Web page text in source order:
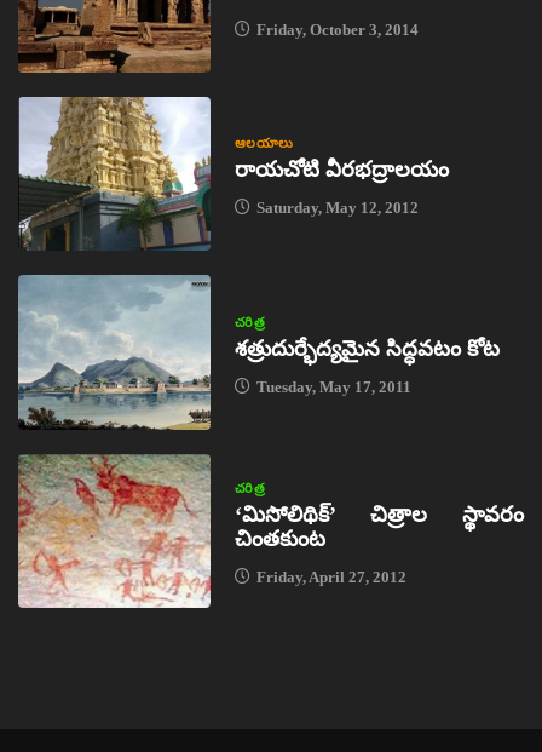
Friday, October 3, 2014
ఆలయాలు
రాయచోటి వీరభద్రాలయం
Saturday, May 12, 2012
చరిత్ర
శత్రుదుర్భేద్యమైన సిద్ధవటం కోట
Tuesday, May 17, 2011
చరిత్ర
‘మిసోలిథిక్‌’ చిత్రాల స్థావరం
చింతకుంట
Friday, April 27, 2012